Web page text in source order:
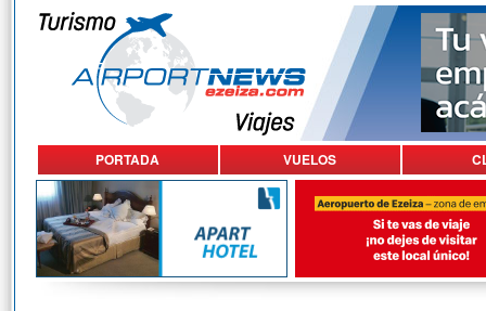
PORTADA VUELOS